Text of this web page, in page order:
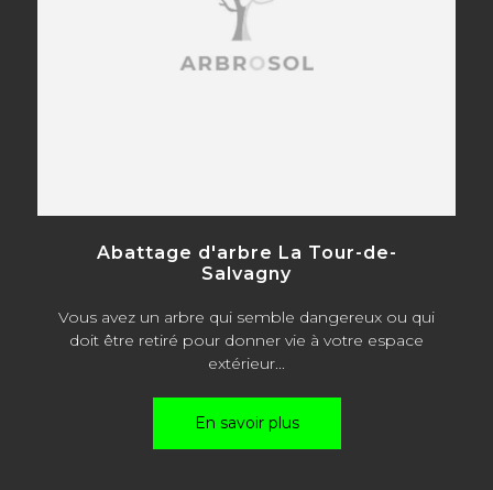
Abattage d'arbre La Tour-de-
Salvagny
Vous avez un arbre qui semble dangereux ou qui
doit être retiré pour donner vie à votre espace
extérieur...
En savoir plus